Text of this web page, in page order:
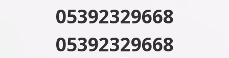
05392329668
05392329668